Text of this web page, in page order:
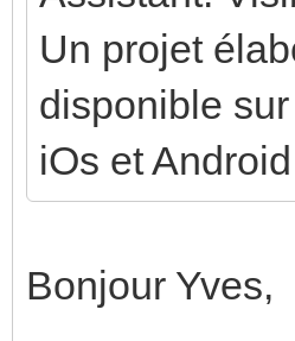
Un projet
disponible
iOs et
Bonjour Yves,